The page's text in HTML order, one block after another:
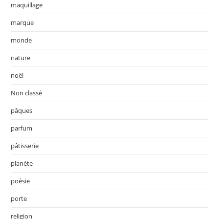
maquillage
marque
monde
nature
noël
Non classé
pâques
parfum
pâtisserie
planète
poésie
porte
religion